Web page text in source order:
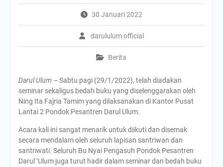
30 Januari 2022
darululum official
Berita
Darul Ulum – Sabtu pagi (29/1/2022), telah diadakan
seminar sekaligus bedah buku yang diselenggarakan oleh
Ning Ita Fajria Tamim yang dilaksanakan di Kantor Pusat
Lantai 2 Pondok Pesantren Darul Ulum.
Acara kali ini sangat menarik untuk diikuti dan disemak
secara mendalam oleh seluruh lapisan santriwan dan
santriwati. Seluruh Bu Nyai Pengasuh Pondok Pesantren
Darul ‘Ulum juga turut hadir dalam seminar dan bedah buku